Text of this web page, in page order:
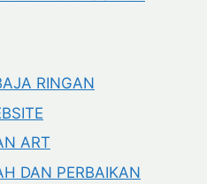
RINGAN
ART
DAN PERBAIKAN